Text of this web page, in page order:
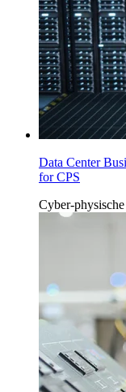
Data Center
for CPS
Cyber-